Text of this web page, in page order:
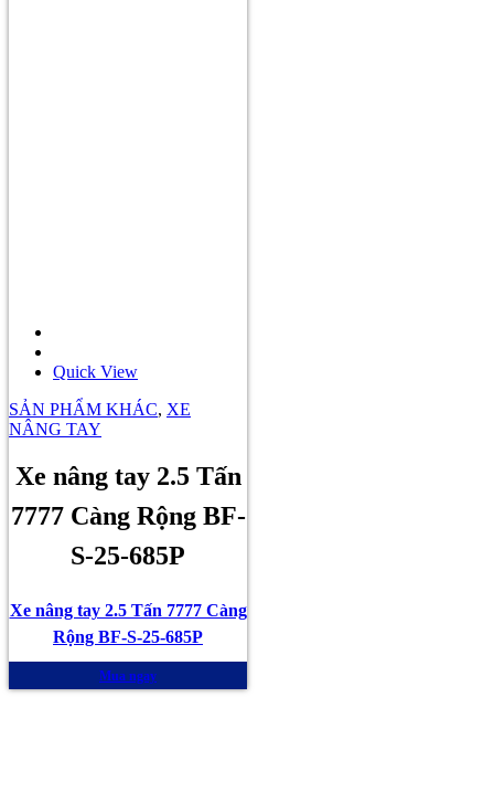
Quick View
SẢN PHẨM KHÁC, XE
NÂNG TAY
Xe nâng tay 2.5 Tấn
7777 Càng Rộng BF-
S-25-685P
Xe nâng tay 2.5 Tấn 7777 Càng
Rộng BF-S-25-685P
Mua ngay